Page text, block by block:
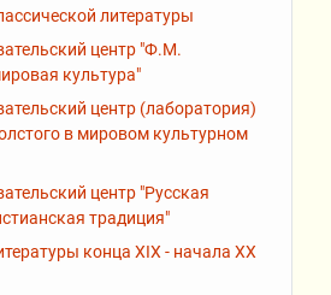
литературы
центр "Ф.М.
культура"
центр (лаборатория)
в мировом культурном
центр "Русская
традиция"
конца XIX - начала XX